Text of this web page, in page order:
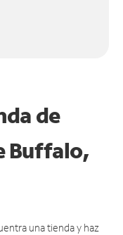
de
Buffalo,
una tienda y haz